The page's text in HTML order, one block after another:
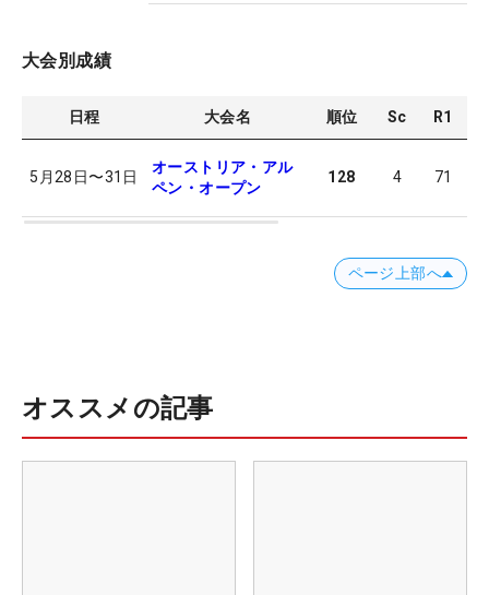
大会別成績
日程 大会名 順位 Sc R1
5月28日〜31日
オーストリア・アル
ペン・オープン
128 4 71
ページ上部へ
オススメの記事